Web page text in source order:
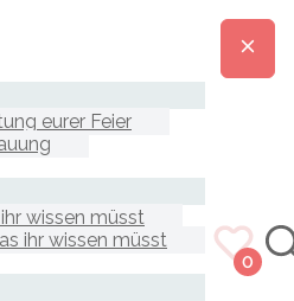
eurer Feier
wissen müsst
ihr wissen müsst
0